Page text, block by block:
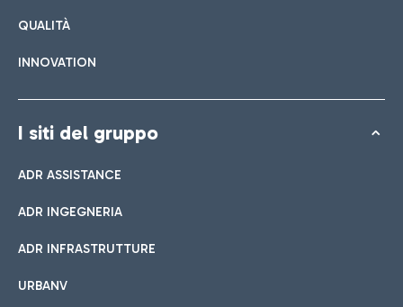
QUALITÀ
INNOVATION
I siti del gruppo
ADR ASSISTANCE
ADR INGEGNERIA
ADR INFRASTRUTTURE
URBANV